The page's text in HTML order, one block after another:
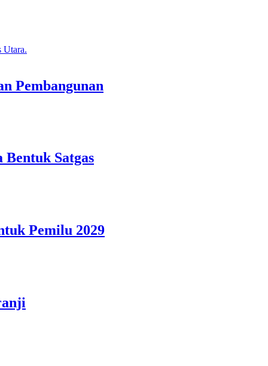
Pembangunan
Satgas
Pemilu 2029